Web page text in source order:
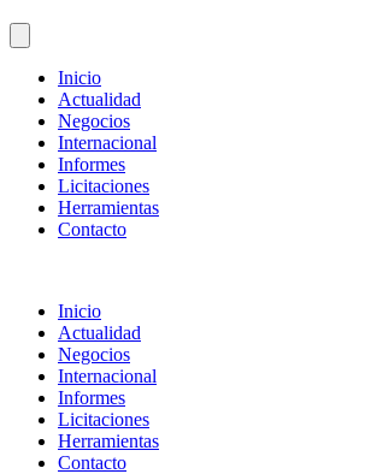
Inicio
Actualidad
Negocios
Internacional
Informes
Licitaciones
Herramientas
Contacto
Inicio
Actualidad
Negocios
Internacional
Informes
Licitaciones
Herramientas
Contacto